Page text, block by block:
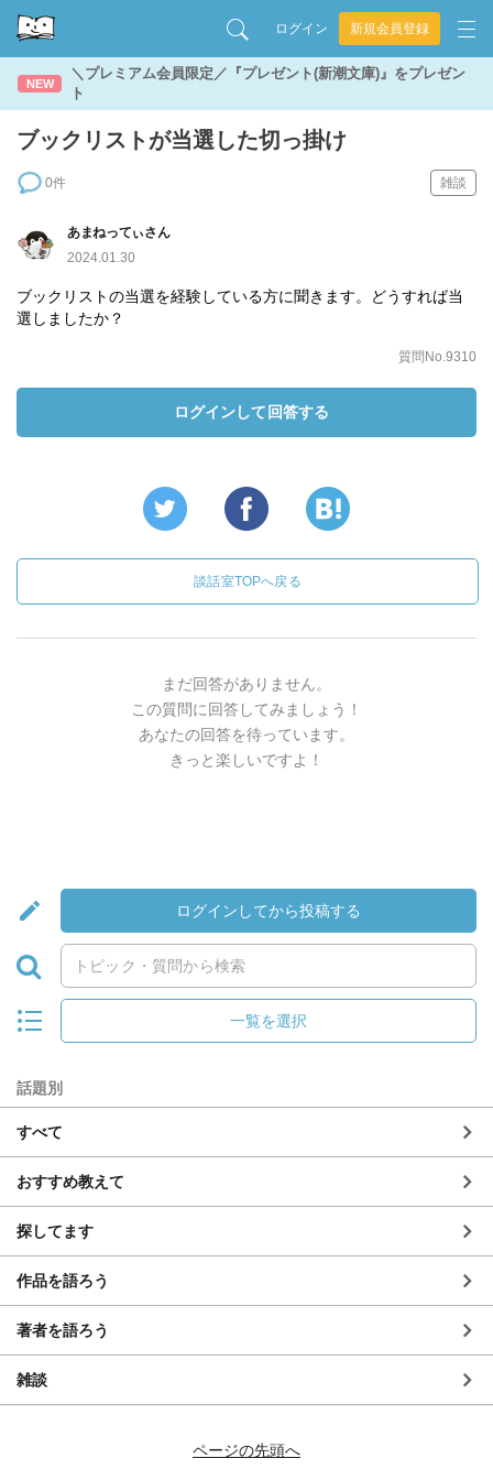
ログイン 新規会員登録
NEW
＼プレミアム会員限定／『プレゼント(新潮文庫)』をプレゼン
ト
ブックリストが当選した切っ掛け
0件 雑談
あまねってぃさん
2024.01.30
ブックリストの当選を経験している方に聞きます。どうすれば当
選しましたか？
質問No.9310
ログインして回答する
談話室TOPへ戻る
まだ回答がありません。
この質問に回答してみましょう！
あなたの回答を待っています。
きっと楽しいですよ！
ログインしてから投稿する
一覧を選択
話題別
すべて
おすすめ教えて
探してます
作品を語ろう
著者を語ろう
雑談
ページの先頭へ